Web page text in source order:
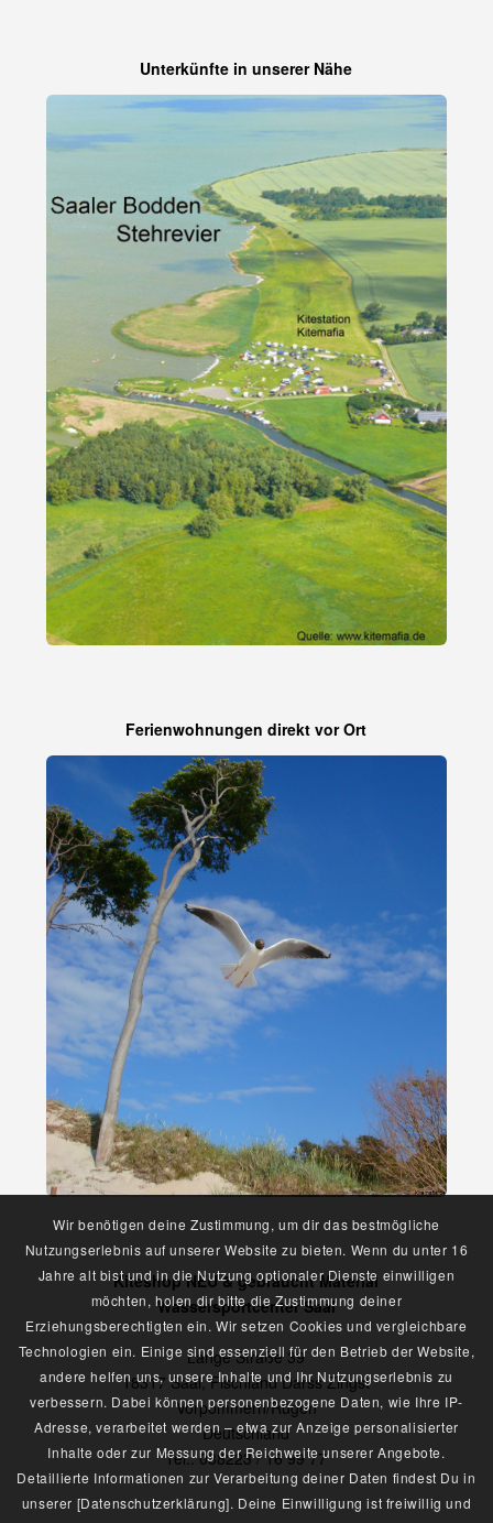
Unterkünfte in unserer Nähe
Ferienwohnungen direkt vor Ort
Kiteshop NEU & gebraucht Material
Wassersportcenter Saal
Lange Straße 39
18317 Saal, Fischland Darss Zingst
Vorpommern/Rügen
Deutschland
Tel.: 038223 / 16 99 77
Wir benötigen deine Zustimmung, um dir das bestmögliche
Nutzungserlebnis auf unserer Website zu bieten. Wenn du unter 16
Jahre alt bist und in die Nutzung optionaler Dienste einwilligen
möchten, holen dir bitte die Zustimmung deiner
Erziehungsberechtigten ein. Wir setzen Cookies und vergleichbare
Technologien ein. Einige sind essenziell für den Betrieb der Website,
andere helfen uns, unsere Inhalte und Ihr Nutzungserlebnis zu
verbessern. Dabei können personenbezogene Daten, wie Ihre IP-
Adresse, verarbeitet werden – etwa zur Anzeige personalisierter
Inhalte oder zur Messung der Reichweite unserer Angebote.
Detaillierte Informationen zur Verarbeitung deiner Daten findest Du in
unserer [Datenschutzerklärung]. Deine Einwilligung ist freiwillig und